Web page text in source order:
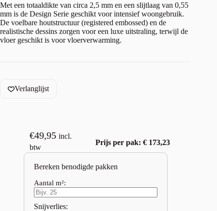
Met een totaaldikte van circa 2,5 mm en een slijtlaag van 0,55
mm is de Design Serie geschikt voor intensief woongebruik.
De voelbare houtstructuur (registered embossed) en de
realistische dessins zorgen voor een luxe uitstraling, terwijl de
vloer geschikt is voor vloerverwarming.
Verlanglijst
€49,95 incl.
btw
Prijs per pak: € 173,23
Bereken benodigde pakken
Aantal m²:
Snijverlies: